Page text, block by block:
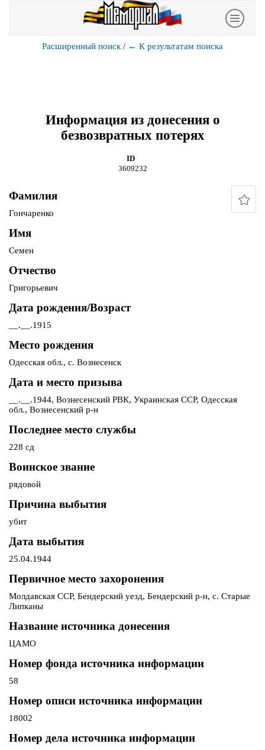
Расширенный поиск / ← К результатам поиска
Информация из донесения о
безвозвратных потерях
ID
3609232
Фамилия
Гончаренко
Имя
Семен
Отчество
Григорьевич
Дата рождения/Возраст
__.__.1915
Место рождения
Одесская обл., с. Вознесенск
Дата и место призыва
__.__.1944, Вознесенский РВК, Украинская ССР, Одесская
обл., Вознесенский р-н
Последнее место службы
228 сд
Воинское звание
рядовой
Причина выбытия
убит
Дата выбытия
25.04.1944
Первичное место захоронения
Молдавская ССР, Бендерский уезд, Бендерский р-н, с. Старые
Липканы
Название источника донесения
ЦАМО
Номер фонда источника информации
58
Номер описи источника информации
18002
Номер дела источника информации